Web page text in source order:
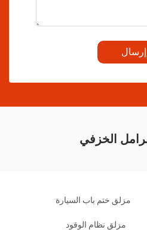
إرسال
الخزفي
مزلق ختم باب السيارة
مزلق نظام الوقود